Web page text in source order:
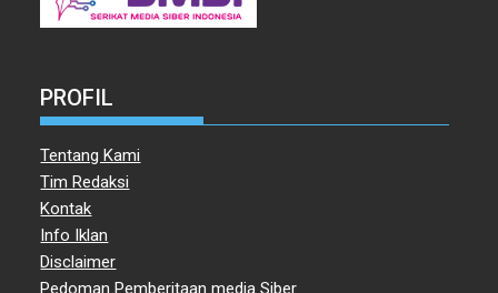
PROFIL
Tentang Kami
Tim Redaksi
Kontak
Info Iklan
Disclaimer
Pedoman Pemberitaan media Siber